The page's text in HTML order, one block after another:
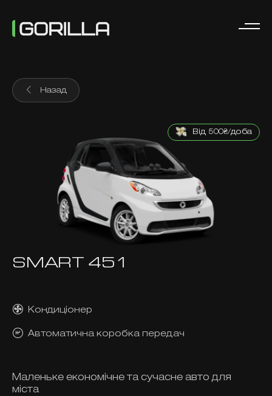
Назад
Від 500₴/доба
SMART 451
Кондиціонер
Автоматична коробка передач
Маленьке економічне та сучасне авто для
міста